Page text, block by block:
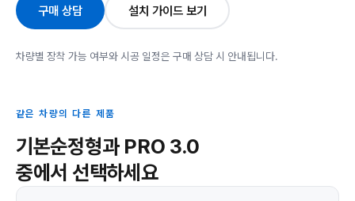
구매 상담 설치 가이드 보기
차량별 장착 가능 여부와 시공 일정은 구매 상담 시 안내됩니다.
같은 차량의 다른 제품
기본순정형과 PRO 3.0
중에서 선택하세요